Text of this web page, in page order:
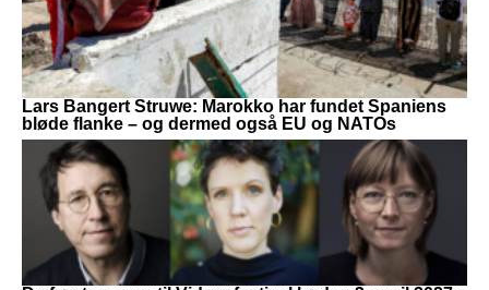
Lars Bangert Struwe: Marokko har fundet Spaniens
bløde flanke – og dermed også EU og NATOs